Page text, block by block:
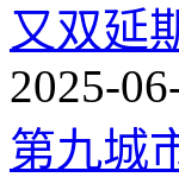
又双延
2025-
第九城